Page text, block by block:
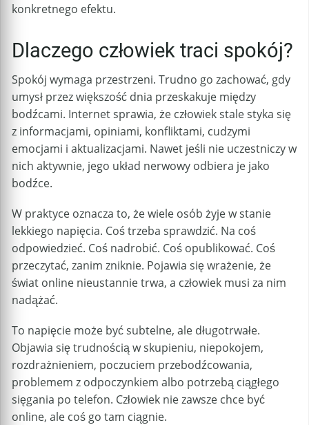
konkretnego efektu.
Dlaczego człowiek traci spokój?
Spokój wymaga przestrzeni. Trudno go zachować, gdy
umysł przez większość dnia przeskakuje między
bodźcami. Internet sprawia, że człowiek stale styka się
z informacjami, opiniami, konfliktami, cudzymi
emocjami i aktualizacjami. Nawet jeśli nie uczestniczy w
nich aktywnie, jego układ nerwowy odbiera je jako
bodźce.
W praktyce oznacza to, że wiele osób żyje w stanie
lekkiego napięcia. Coś trzeba sprawdzić. Na coś
odpowiedzieć. Coś nadrobić. Coś opublikować. Coś
przeczytać, zanim zniknie. Pojawia się wrażenie, że
świat online nieustannie trwa, a człowiek musi za nim
nadążać.
To napięcie może być subtelne, ale długotrwałe.
Objawia się trudnością w skupieniu, niepokojem,
rozdrażnieniem, poczuciem przebodźcowania,
problemem z odpoczynkiem albo potrzebą ciągłego
sięgania po telefon. Człowiek nie zawsze chce być
online, ale coś go tam ciągnie.